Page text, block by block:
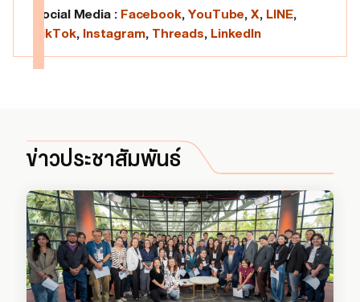
Social Media : Facebook, YouTube, X, LINE,
TikTok, Instagram, Threads, LinkedIn
ข่าวประชาสัมพันธ์